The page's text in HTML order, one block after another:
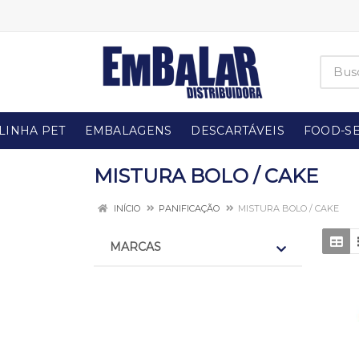
PET EMBALAGENS DESCARTÁVEIS FOOD-
MISTURA BOLO / CAKE
INÍCIO PANIFICAÇÃO MISTURA BOLO / CAKE
MARCAS